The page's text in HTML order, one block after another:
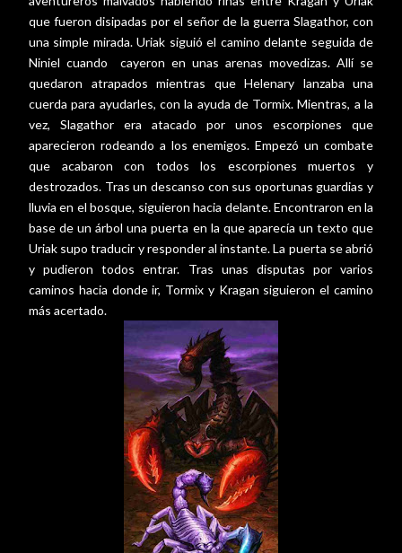
que fueron disipadas por el señor de la guerra Slagathor, con
una simple mirada. Uriak siguió el camino delante seguida de
Niniel cuando
cayeron en unas arenas movedizas. Allí se
quedaron atrapados mientras que Helenary lanzaba una
cuerda para ayudarles, con la ayuda de Tormix. Mientras, a la
vez, Slagathor era atacado por unos escorpiones que
aparecieron rodeando a los enemigos. Empezó un combate
que acabaron con todos los escorpiones muertos y
destrozados. Tras un descanso con sus oportunas guardias y
lluvia en el bosque, siguieron hacia delante. Encontraron en la
base de un árbol una puerta en la que aparecía un texto que
Uriak supo traducir y responder al instante. La puerta se abrió
y pudieron todos entrar. Tras unas disputas por varios
caminos hacia donde ir, Tormix y Kragan siguieron el camino
más acertado.